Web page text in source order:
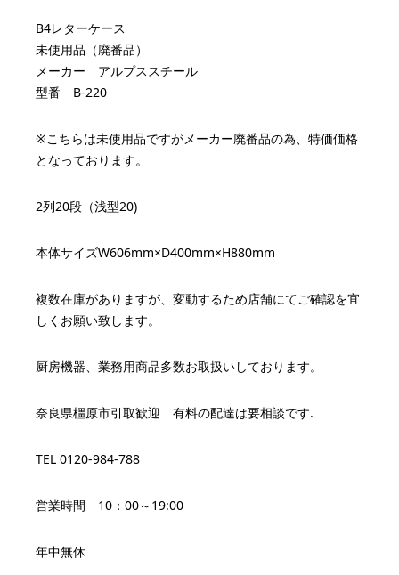
B4レターケース
未使用品（廃番品）
メーカー アルプススチール
型番 B-220
※こちらは未使用品ですがメーカー廃番品の為、特価価格
となっております。
2列20段（浅型20)
本体サイズW606mm×D400mm×H880mm
複数在庫がありますが、変動するため店舗にてご確認を宜
しくお願い致します。
厨房機器、業務用商品多数お取扱いしております。
奈良県橿原市引取歓迎 有料の配達は要相談です.
TEL 0120-984-788
営業時間 10：00～19:00
年中無休